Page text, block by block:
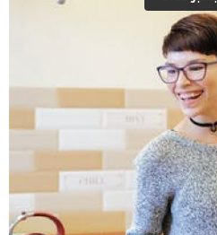
: ما الأماكن التى يجب الإبتعاد
عن كافة الاماكن المجهولة والأسواق
تكون محل ثقة، كما يجب الابتعاد عن
الشراء من المحلات المرخصة […]